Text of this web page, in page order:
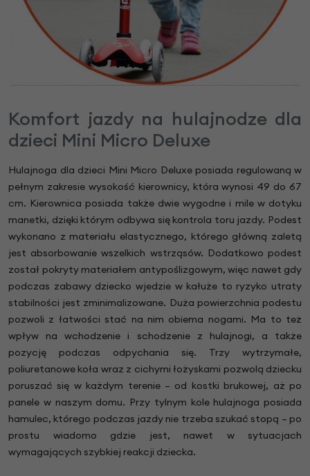
Komfort jazdy na hulajnodze dla
dzieci Mini Micro Deluxe
Hulajnoga dla dzieci Mini Micro Deluxe posiada regulowaną w
pełnym zakresie wysokość kierownicy, która wynosi 49 do 67
cm. Kierownica posiada także dwie wygodne i mile w dotyku
manetki, dzięki którym odbywa się kontrola toru jazdy. Podest
wykonano z materiału elastycznego, którego główną zaletą
jest absorbowanie wszelkich wstrząsów. Dodatkowo podest
został pokryty materiałem antypoślizgowym, więc nawet gdy
podczas zabawy dziecko wjedzie w kałuże to ryzyko utraty
stabilności jest zminimalizowane. Duża powierzchnia podestu
pozwoli z łatwości stać na nim obiema nogami. Ma to też
wpływ na wchodzenie i schodzenie z hulajnogi, a także
pozycję podczas odpychania się. Trzy wytrzymałe,
poliuretanowe koła wraz z cichymi łożyskami pozwolą dziecku
poruszać się w każdym terenie – od kostki brukowej, aż po
panele w naszym domu. Przy tylnym kole hulajnoga posiada
hamulec, którego podczas jazdy nie trzeba szukać stopą – po
prostu wiadomo gdzie jest, nawet w sytuacjach
wymagających szybkiej reakcji dziecka.